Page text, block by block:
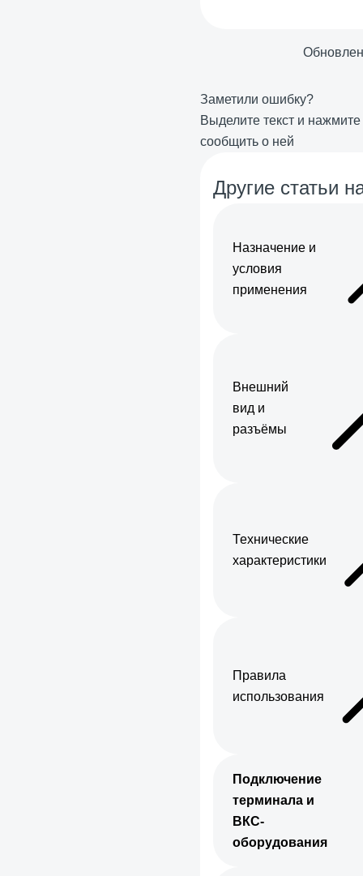
Заметили ошибку?
Выделите текст и нажмите
сообщить о ней
Другие статьи
Назначение и
условия
применения
Внешний
вид и
разъёмы
Технические
характеристики
Правила
использования
Подключение
терминала и
ВКС-
оборудования